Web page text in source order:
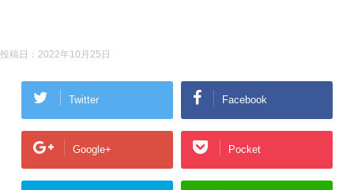
投稿日： 2022年10月25日
Twitter Facebook
Google+ Pocket